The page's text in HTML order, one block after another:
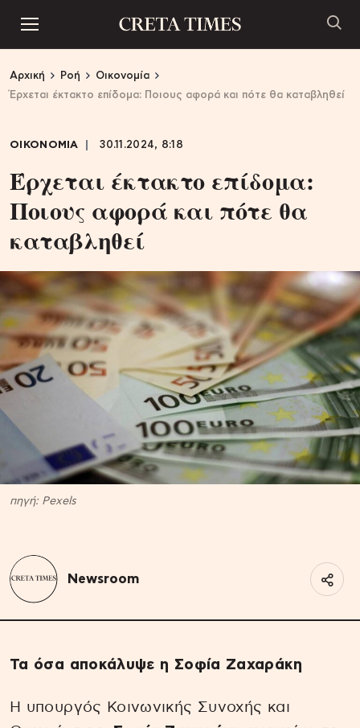
Αρχική Ροή
Οικονομία
Έρχεται έκτακτο επίδομα: Ποιους αφορά και πότε θα καταβληθεί
ΟΙΚΟΝΟΜΙΑ 30.11.2024, 8:18
Έρχεται έκτακτο επίδομα:
Ποιους αφορά και πότε θα
καταβληθεί
πηγή: Pexels
Newsroom
Τα όσα αποκάλυψε η Σοφία Ζαχαράκη
Η υπουργός Κοινωνικής Συνοχής και